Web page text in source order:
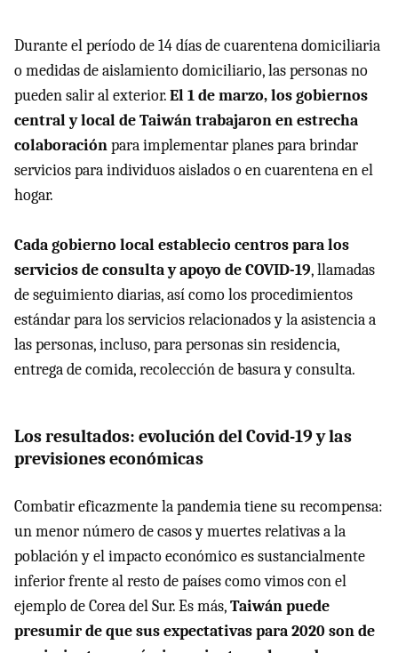
Durante el período de 14 días de cuarentena domiciliaria
o medidas de aislamiento domiciliario, las personas no
pueden salir al exterior.El 1 de marzo, los gobiernos
central y local de Taiwán trabajaron en estrecha
colaboraciónpara implementar planes para brindar
servicios para individuos aislados o en cuarentena en el
hogar.
Cada gobierno local establecio centros para los
servicios de consulta y apoyo de COVID-19, llamadas
de seguimiento diarias, así como los procedimientos
estándar para los servicios relacionados y la asistencia a
las personas, incluso, para personas sin residencia,
entrega de comida, recolección de basura y consulta.
Los resultados: evolución del Covid-19 y las
previsiones económicas
Combatir eficazmente la pandemia tiene su recompensa:
un menor número de casos y muertes relativas a la
población y el impacto económico es sustancialmente
inferior frente al resto de países como vimos con el
ejemplo de Corea del Sur. Es más,Taiwán puede
presumir de que sus expectativas para 2020 son de